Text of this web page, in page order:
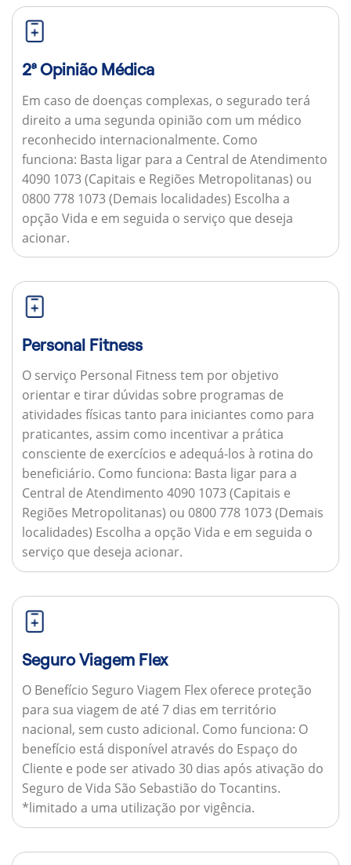
2ª Opinião Médica
Em caso de doenças complexas, o segurado terá
direito a uma segunda opinião com um médico
reconhecido internacionalmente. Como
funciona: Basta ligar para a Central de Atendimento
4090 1073 (Capitais e Regiões Metropolitanas) ou
0800 778 1073 (Demais localidades) Escolha a
opção Vida e em seguida o serviço que deseja
acionar.
Personal Fitness
O serviço Personal Fitness tem por objetivo
orientar e tirar dúvidas sobre programas de
atividades físicas tanto para iniciantes como para
praticantes, assim como incentivar a prática
consciente de exercícios e adequá-los à rotina do
beneficiário. Como funciona: Basta ligar para a
Central de Atendimento 4090 1073 (Capitais e
Regiões Metropolitanas) ou 0800 778 1073 (Demais
localidades) Escolha a opção Vida e em seguida o
serviço que deseja acionar.
Seguro Viagem Flex
O Benefício Seguro Viagem Flex oferece proteção
para sua viagem de até 7 dias em território
nacional, sem custo adicional. Como funciona: O
benefício está disponível através do Espaço do
Cliente e pode ser ativado 30 dias após ativação do
Seguro de Vida São Sebastião do Tocantins.
*limitado a uma utilização por vigência.